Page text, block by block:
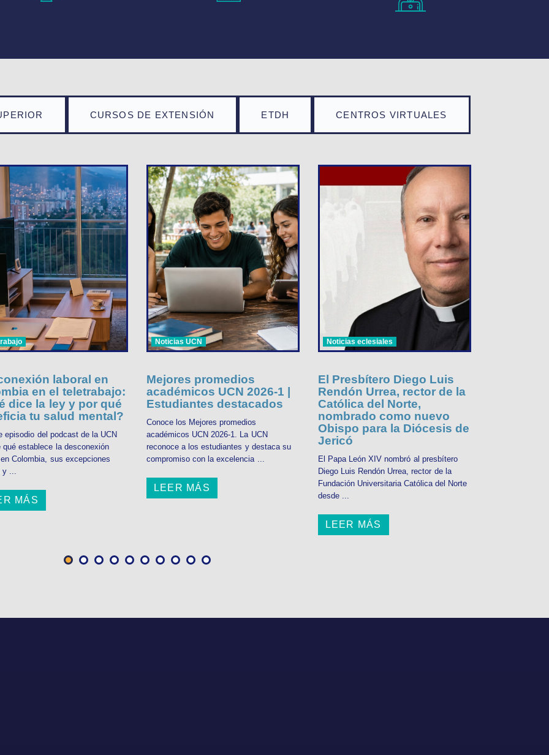
CURSOS DE EXTENSIÓN ETDH CENTROS VIRTUALES
laboral en
en el teletrabajo:
dice la ley y por qué
tu salud mental?
episodio del podcast de la UCN
qué establece la desconexión
Colombia, sus excepciones
...
MÁS
Noticias UCN
Mejores promedios
académicos UCN 2026-1 |
Estudiantes destacados
Conoce los Mejores promedios
académicos UCN 2026-1. La UCN
reconoce a los estudiantes y destaca su
compromiso con la excelencia ...
LEER MÁS
Noticias eclesiales
El Presbítero Diego Luis
Rendón Urrea, rector de la
Católica del Norte,
nombrado como nuevo
Obispo para la Diócesis de
Jericó
El Papa León XIV nombró al presbítero
Diego Luis Rendón Urrea, rector de la
Fundación Universitaria Católica del Norte
desde ...
LEER MÁS